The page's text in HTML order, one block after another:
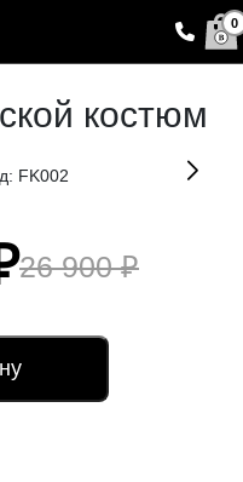
0
костюм
FK002
26 900₽